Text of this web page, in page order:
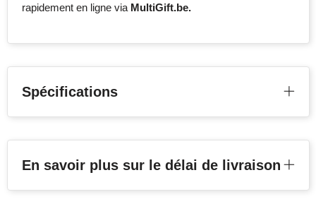
rapidement en ligne via MultiGift.be.
Spécifications
En savoir plus sur le délai de livraison